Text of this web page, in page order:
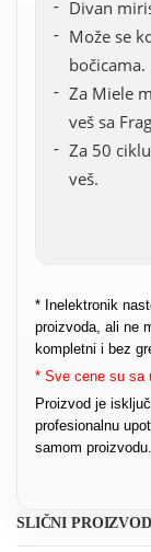
Divan
Može se
bočicama.
Za Miele
veš sa
Za 50
veš.
* Inelektronik
proizvoda, ali ne
kompletni i bez
* Sve cene su sa
Proizvod je
profesionalnu
samom proizvodu.
SLIČNI